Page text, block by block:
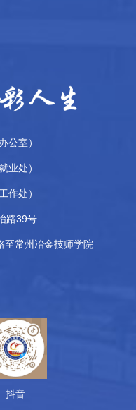
公室）
业处）
作处）
路39号
至常州冶金技师学院
抖音